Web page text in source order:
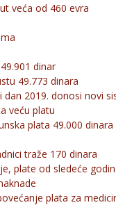
veća od 460 evra
dinar
49.773 dinara
dan 2019. donosi novi
veću platu
plata 49.000 dinara
traže 170 dinara
plate od sledeće
plata za